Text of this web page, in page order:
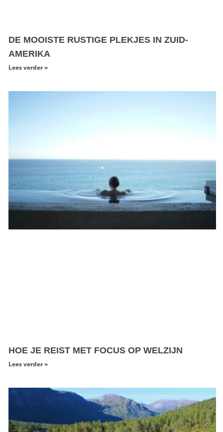
DE MOOISTE RUSTIGE PLEKJES IN ZUID-
AMERIKA
Lees verder »
HOE JE REIST MET FOCUS OP WELZIJN
Lees verder »